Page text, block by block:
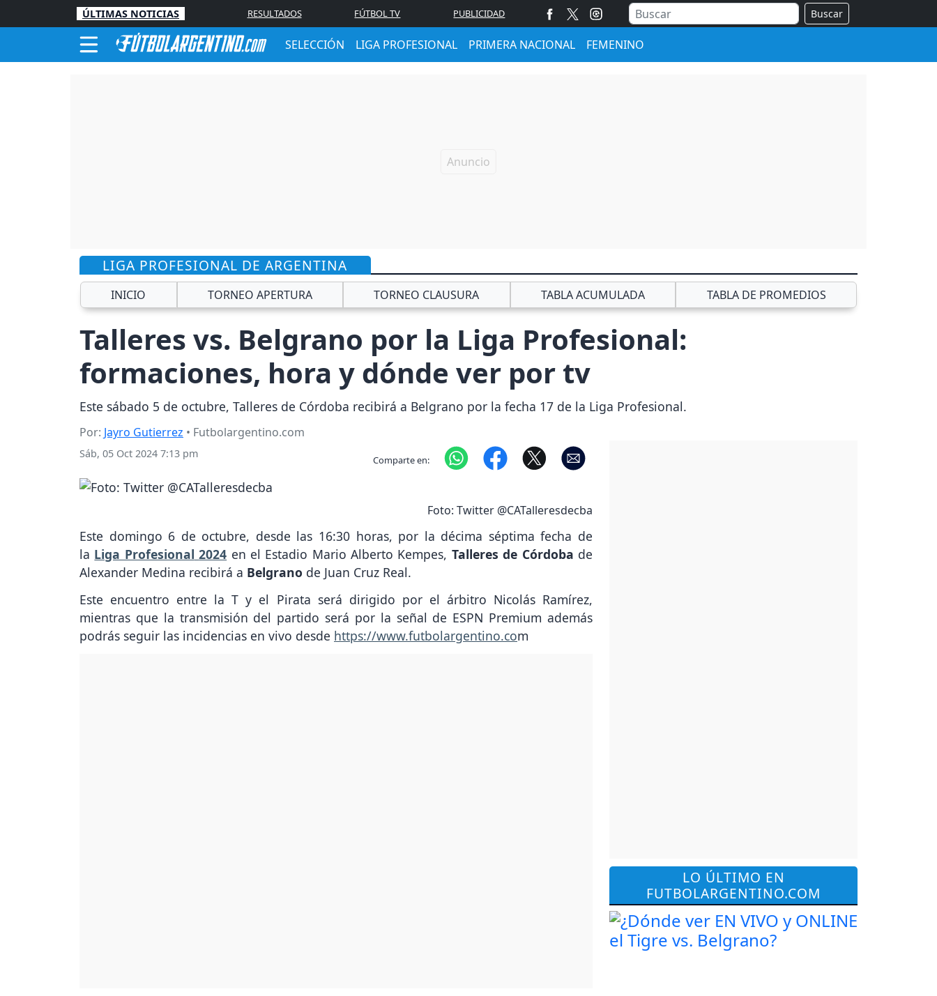
ÚLTIMAS NOTICIAS RESULTADOS FÚTBOL TV PUBLICIDAD Buscar
SELECCIÓN LIGA PROFESIONAL PRIMERA NACIONAL FEMENINO
LIGA PROFESIONAL DE ARGENTINA
INICIO TORNEO APERTURA TORNEO CLAUSURA TABLA ACUMULADA TABLA DE PROMEDIOS
Talleres vs. Belgrano por la Liga Profesional:
formaciones, hora y dónde ver por tv
Este sábado 5 de octubre, Talleres de Córdoba recibirá a Belgrano por la fecha 17 de la Liga Profesional.
Por: Jayro Gutierrez • Futbolargentino.com
Sáb, 05 Oct 2024 7:13 pm Comparte en:
Foto: Twitter @CATalleresdecba
Este domingo 6 de octubre, desde las 16:30 horas, por la décima séptima fecha de
la Liga Profesional 2024 en el Estadio Mario Alberto Kempes, Talleres de Córdoba de
Alexander Medina recibirá a Belgrano de Juan Cruz Real.
Este encuentro entre la T y el Pirata será dirigido por el árbitro Nicolás Ramírez,
mientras que la transmisión del partido será por la señal de ESPN Premium además
podrás seguir las incidencias en vivo desde https://www.futbolargentino.com
LO ÚLTIMO EN
FUTBOLARGENTINO.COM